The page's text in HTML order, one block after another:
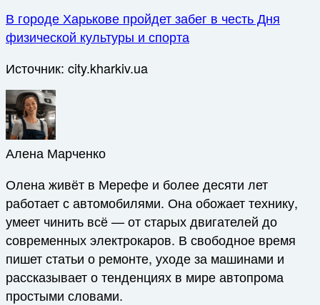
В городе Харькове пройдет забег в честь Дня
физической культуры и спорта
Источник: city.kharkiv.ua
Алена Марченко
Олена живёт в Мерефе и более десяти лет
работает с автомобилями. Она обожает технику,
умеет чинить всё — от старых двигателей до
современных электрокаров. В свободное время
пишет статьи о ремонте, уходе за машинами и
рассказывает о тенденциях в мире автопрома
простыми словами.